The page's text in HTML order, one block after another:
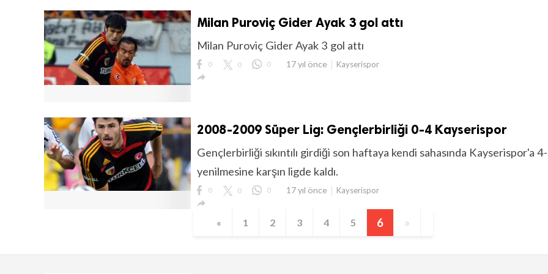
Milan Puroviç Gider Ayak 3 gol attı
Milan Puroviç Gider Ayak 3 gol attı
0 0 0 17 yıl önce Kayserispor

2008-2009 Süper Lig: Gençlerbirliği 0-4 Kayserispor
Gençlerbirliği sıkıntılı girdiği son haftaya kendi sahasında Kayserispor'a
yenilmesine karşın ligde kaldı.
0 0 0 17 yıl önce Kayserispor

« 1 2 3 4 5 6 »